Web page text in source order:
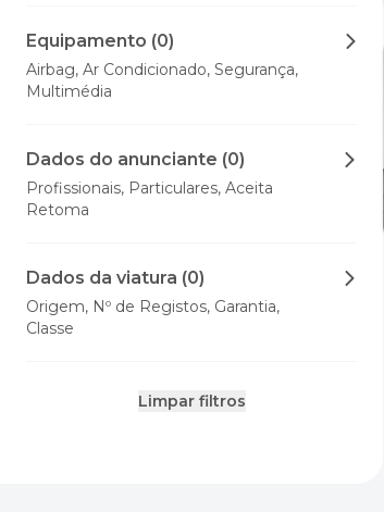
Equipamento (0)
Airbag, Ar Condicionado, Segurança,
Multimédia
Dados do anunciante (0)
Profissionais, Particulares, Aceita
Retoma
Dados da viatura (0)
Origem, Nº de Registos, Garantia,
Classe
Limpar filtros